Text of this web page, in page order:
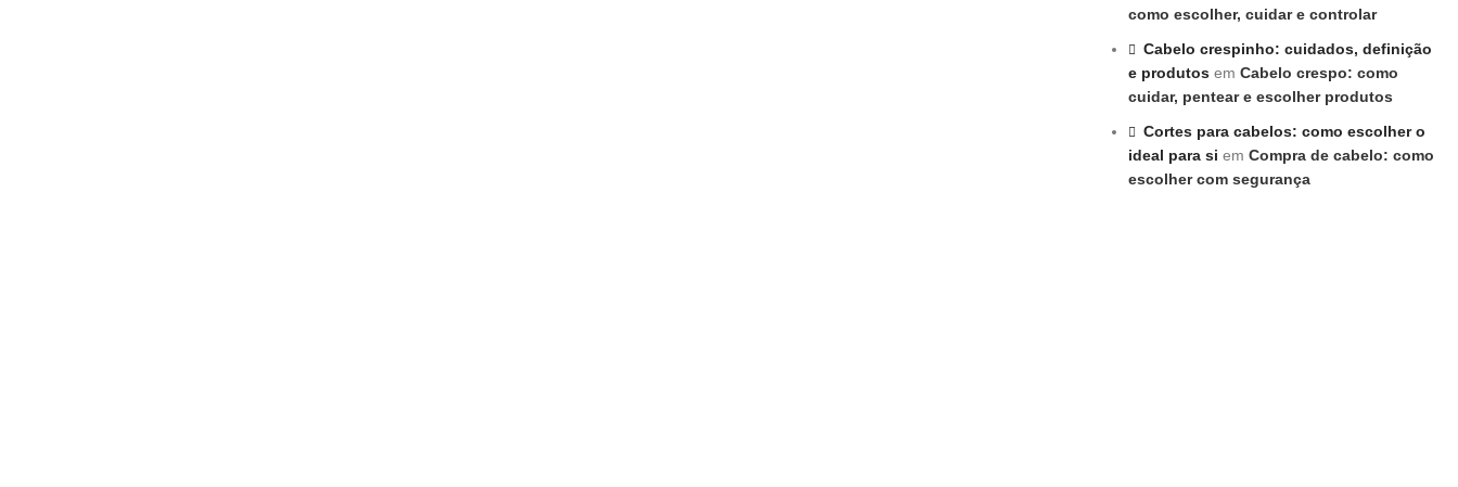
como escolher, cuidar e controlar
Cabelo crespinho: cuidados, definição
e produtos em Cabelo crespo: como
cuidar, pentear e escolher produtos
Cortes para cabelos: como escolher o
ideal para si em Compra de cabelo: como
escolher com segurança